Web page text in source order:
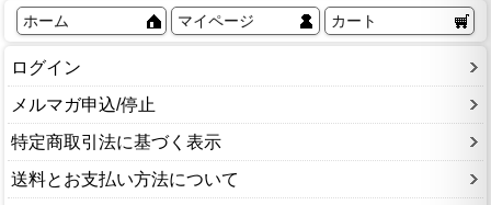
ホーム マイページ カート
ログイン
メルマガ申込/停止
特定商取引法に基づく表示
送料とお支払い方法について